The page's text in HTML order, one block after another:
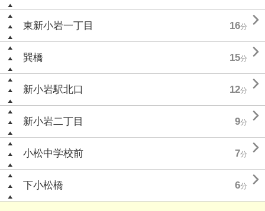
東新小岩一丁目 16分 
巽橋 15分 
新小岩駅北口 12分 
新小岩二丁目 9分 
小松中学校前 7分 
下小松橋 6分 